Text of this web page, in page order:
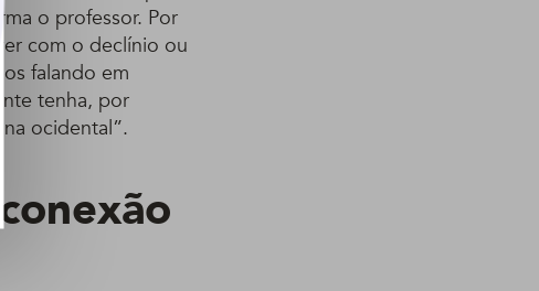
o professor. Por
com o declínio ou
falando em
tenha, por
ocidental”.